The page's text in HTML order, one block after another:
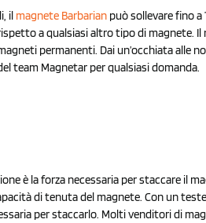
il magnete Barbarian può sollevare fino a
a qualsiasi altro tipo di magnete. Il
permanenti. Dai un’occhiata alle
team Magnetar per qualsiasi domanda.
è la forza necessaria per staccare il
di tenuta del magnete. Con un
per staccarlo. Molti venditori di